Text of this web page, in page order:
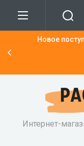
О нас
Доставка
Новое
Интернет-